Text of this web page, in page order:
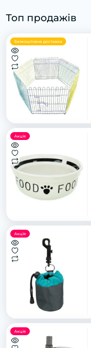
Топ продажів
Безкоштовна доставка
Акція
Акція
Акція